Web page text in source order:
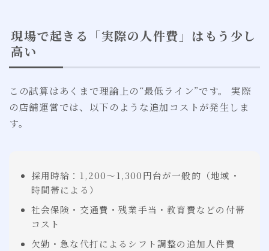
現場で起きる「実際の人件費」はもう少し
高い
この試算はあくまで理論上の“最低ライン”です。 実際
の店舗運営では、以下のような追加コストが発生しま
す。
採用時給：1,200〜1,300円台が一般的（地域・
時間帯による）
社会保険・交通費・残業手当・教育費などの付帯
コスト
欠勤・急な代打によるシフト調整の追加人件費